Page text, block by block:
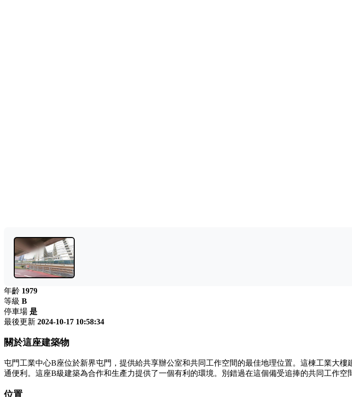
年齡 1979
等級 B
停車場 是
最後更新 2024-10-17 10:58:34
關於這座建築物
屯門工業中心B座位於新界屯門，提供給共享辦公室和共同工作空間的最佳地理位置。這棟工業大
通便利。這座B級建築為合作和生產力提供了一個有利的環境。別錯過在這個備受追捧的共同工作空
位置